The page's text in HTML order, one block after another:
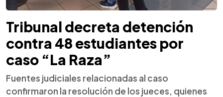
Tribunal decreta detención
contra 48 estudiantes por
caso “La Raza”
Fuentes judiciales relacionadas al caso
confirmaron la resolución de los jueces, quienes